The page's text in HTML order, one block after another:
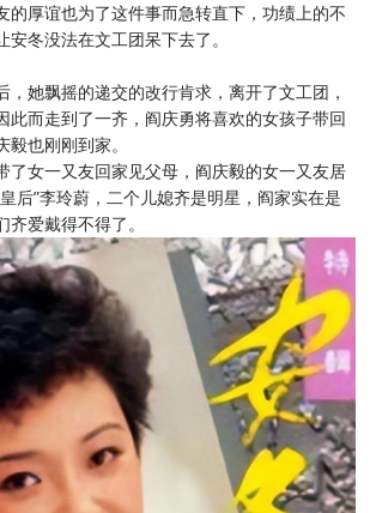
的厚谊也为了这件事而急转直下，功绩上的不
安冬没法在文工团呆下去了。
，她飘摇的递交的改行肯求，离开了文工团，
此而走到了一齐，阎庆勇将喜欢的女孩子带回
也刚刚到家。
了女一又友回家见父母，阎庆毅的女一又友居
后”李玲蔚，二个儿媳齐是明星，阎家实在是
爱戴得不得了。